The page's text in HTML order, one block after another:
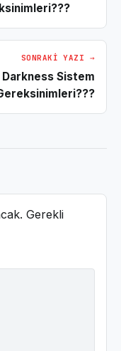
SONRAKI YAZI →
Sistem
Gerekli